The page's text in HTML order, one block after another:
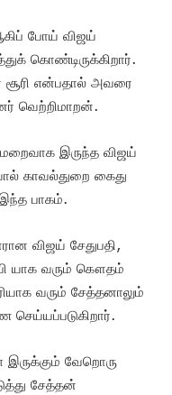
போய் விஜய்
கொண்டிருக்கிறார்.
என்பதால் அவரை
வெற்றிமாறன்.
மறைவாக இருந்த விஜய்
காவல்துறை கைது
பாகம்.
விஜய் சேதுபதி,
யாக வரும் கௌதம்
வரும் சேத்தனாலும்
செய்யப்படுகிறார்.
இருக்கும் வேறொரு
சேத்தன்